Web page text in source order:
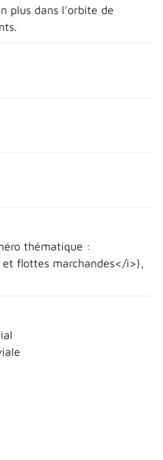
plus dans l'orbite de
thématique :
flottes marchandes</i>),